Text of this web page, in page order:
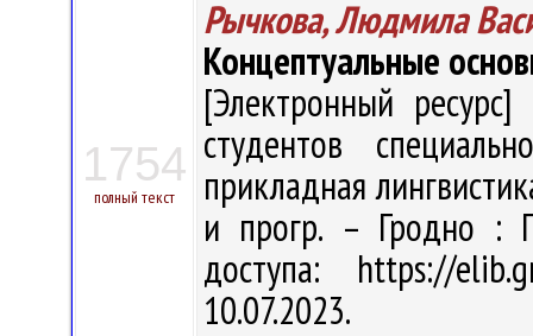
1754
полный текст
Рычкова, Людмила
Концептуальные
[Электронный
студентов
прикладная
и прогр. – Гродно :
доступа: https://
10.07.2023.